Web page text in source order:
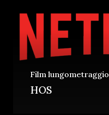
Film lungometraggio
HOS